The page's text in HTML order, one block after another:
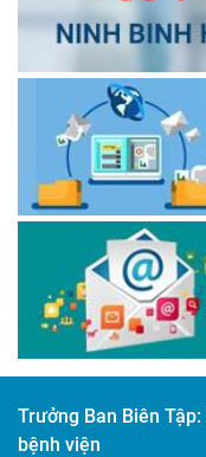
Trưởng Ban Biên Tập:
bệnh viện